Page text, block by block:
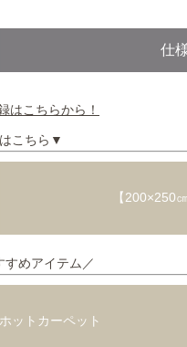
仕
はこちらから！
こちら▼
【200×250
すめアイテム／
ットカーペット